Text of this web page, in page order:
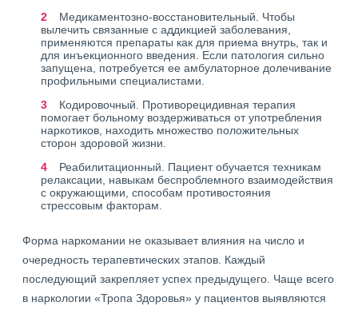
Медикаментозно-восстановительный. Чтобы
вылечить связанные с аддикцией заболевания,
применяются препараты как для приема внутрь, так и
для инъекционного введения. Если патология сильно
запущена, потребуется ее амбулаторное долечивание
профильными специалистами.
Кодировочный. Противорецидивная терапия
помогает больному воздерживаться от употребления
наркотиков, находить множество положительных
сторон здоровой жизни.
Реабилитационный. Пациент обучается техникам
релаксации, навыкам беспроблемного взаимодействия
с окружающими, способам противостояния
стрессовым факторам.
Форма наркомании не оказывает влияния на число и
очередность терапевтических этапов. Каждый
последующий закрепляет успех предыдущего. Чаще всего
в наркологии «Тропа Здоровья» у пациентов выявляются